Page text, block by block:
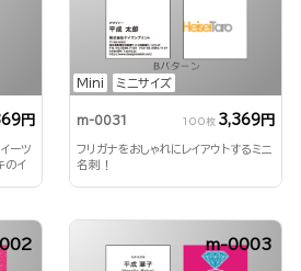
円
ーツ
のイ
Mini ミニサイズ
m-0031 100枚 3,369円
フリガナをおしゃれにレイアウトするミニ
名刺！
m-0003